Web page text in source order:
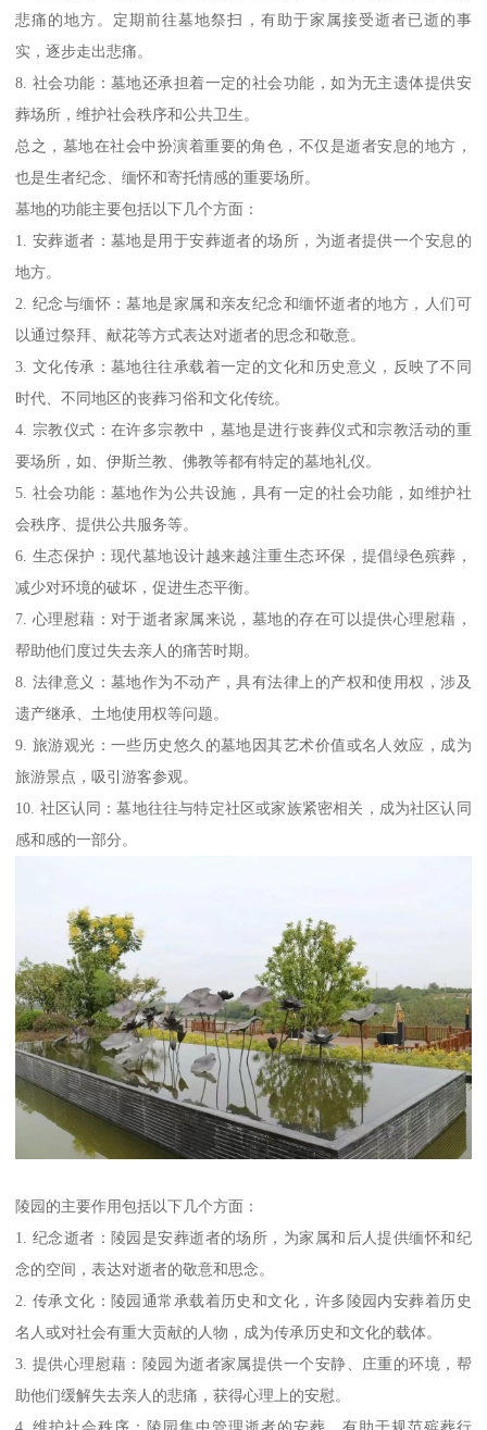
悲痛的地方。定期前往墓地祭扫，有助于家属接受逝者已逝的事
实，逐步走出悲痛。
8. 社会功能：墓地还承担着一定的社会功能，如为无主遗体提供安
葬场所，维护社会秩序和公共卫生。
总之，墓地在社会中扮演着重要的角色，不仅是逝者安息的地方，
也是生者纪念、缅怀和寄托情感的重要场所。
墓地的功能主要包括以下几个方面：
1. 安葬逝者：墓地是用于安葬逝者的场所，为逝者提供一个安息的
地方。
2. 纪念与缅怀：墓地是家属和亲友纪念和缅怀逝者的地方，人们可
以通过祭拜、献花等方式表达对逝者的思念和敬意。
3. 文化传承：墓地往往承载着一定的文化和历史意义，反映了不同
时代、不同地区的丧葬习俗和文化传统。
4. 宗教仪式：在许多宗教中，墓地是进行丧葬仪式和宗教活动的重
要场所，如、伊斯兰教、佛教等都有特定的墓地礼仪。
5. 社会功能：墓地作为公共设施，具有一定的社会功能，如维护社
会秩序、提供公共服务等。
6. 生态保护：现代墓地设计越来越注重生态环保，提倡绿色殡葬，
减少对环境的破坏，促进生态平衡。
7. 心理慰藉：对于逝者家属来说，墓地的存在可以提供心理慰藉，
帮助他们度过失去亲人的痛苦时期。
8. 法律意义：墓地作为不动产，具有法律上的产权和使用权，涉及
遗产继承、土地使用权等问题。
9. 旅游观光：一些历史悠久的墓地因其艺术价值或名人效应，成为
旅游景点，吸引游客参观。
10. 社区认同：墓地往往与特定社区或家族紧密相关，成为社区认同
感和感的一部分。
陵园的主要作用包括以下几个方面：
1. 纪念逝者：陵园是安葬逝者的场所，为家属和后人提供缅怀和纪
念的空间，表达对逝者的敬意和思念。
2. 传承文化：陵园通常承载着历史和文化，许多陵园内安葬着历史
名人或对社会有重大贡献的人物，成为传承历史和文化的载体。
3. 提供心理慰藉：陵园为逝者家属提供一个安静、庄重的环境，帮
助他们缓解失去亲人的悲痛，获得心理上的安慰。